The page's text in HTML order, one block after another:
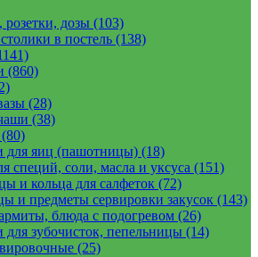
дозы (103)
в постель (138)
(860)
(28)
(38)
для яиц (пашотницы) (18)
специй, соли, масла и уксуса (151)
и кольца для салфеток (72)
и предметы сервировки закусок (143)
блюда с подогревом (26)
для зубочисток, пепельницы (14)
(25)